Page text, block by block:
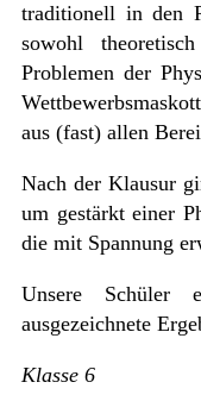
traditionell in den
sowohl
Problemen der
aus (fast) allen
Nach der Klausur
um gestärkt einer
die mit Spannung
Unsere Schüler
ausgezeichnete
Klasse 6